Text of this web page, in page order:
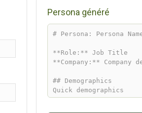
Persona généré